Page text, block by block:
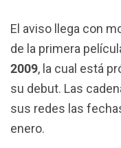
El aviso llega con
de la primera
2009, la cual está
su debut. Las
sus redes las
enero.